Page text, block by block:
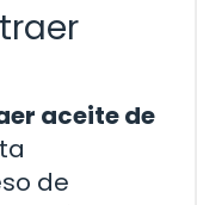
aceite de
de